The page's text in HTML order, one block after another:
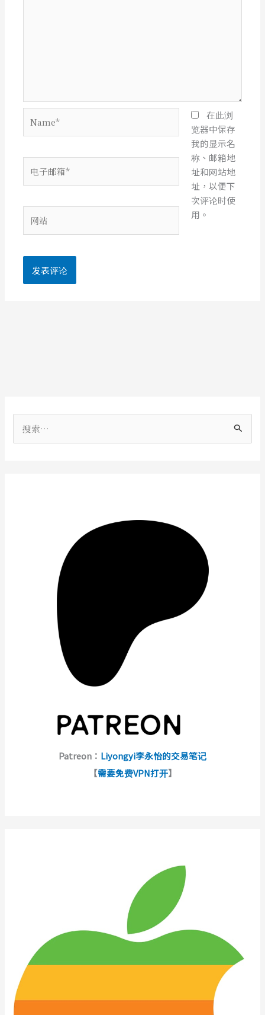
子
箱
站
在此浏
览器中保存
我的显示名
称、邮箱地
址和网站地
址，以便下
次评论时使
用。
Patreon： Liyongyi李永怡的交易笔记
【需要免费VPN打开】